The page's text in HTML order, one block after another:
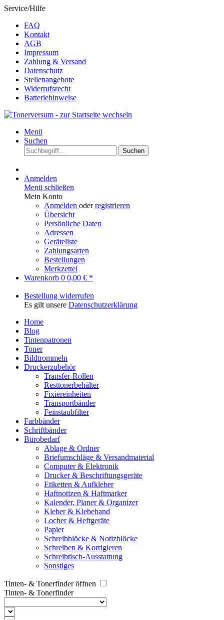
Service/Hilfe
FAQ
Kontakt
AGB
Impressum
Zahlung & Versand
Datenschutz
Stellenangebote
Widerrufsrecht
Batteriehinweise
Menü
Suchen
Suchen
Anmelden
Menü schließen
Mein Konto
Anmelden oderregistrieren
Übersicht
Persönliche Daten
Adressen
Geräteliste
Zahlungsarten
Bestellungen
Merkzettel
Warenkorb 0 0,00 € *
Bestellung widerrufen
Es gilt unsere Datenschutzerklärung
Home
Blog
Tintenpatronen
Toner
Bildtrommeln
Druckerzubehör
Transfer-Rollen
Resttonerbehälter
Fixiereinheiten
Transportbänder
Feinstaubfilter
Farbbänder
Schriftbänder
Bürobedarf
Ablage & Ordner
Briefumschläge & Versandmaterial
Computer & Elektronik
Drucker & Beschriftungsgeräte
Etiketten & Aufkleber
Haftnotizen & Haftmarker
Kalender, Planer & Organizer
Kleber & Klebeband
Locher & Heftgeräte
Papier
Schreibblöcke & Notizblöcke
Schreiben & Korrigieren
Schreibtisch-Ausstattung
Sonstiges
Tinten- & Tonerfinder öffnen
Tinten- & Tonerfinder